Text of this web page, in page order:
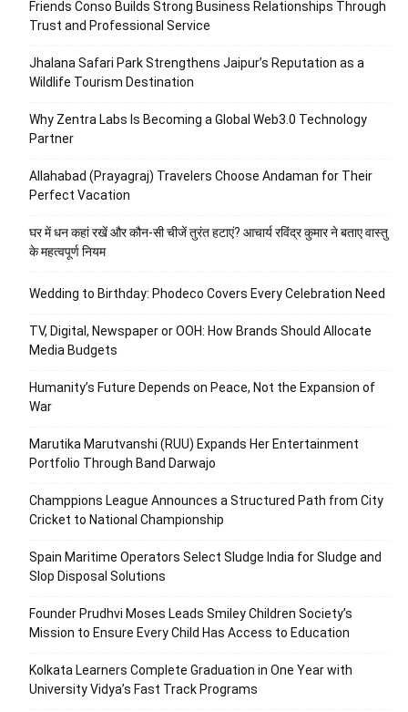
Friends Conso Builds Strong Business Relationships Through
Trust and Professional Service
Jhalana Safari Park Strengthens Jaipur’s Reputation as a
Wildlife Tourism Destination
Why Zentra Labs Is Becoming a Global Web3.0 Technology
Partner
Allahabad (Prayagraj) Travelers Choose Andaman for Their
Perfect Vacation
घर में धन कहां रखें और कौन-सी चीजें तुरंत हटाएं? आचार्य रविंद्र कुमार ने बताए वास्तु
के महत्वपूर्ण नियम
Wedding to Birthday: Phodeco Covers Every Celebration Need
TV, Digital, Newspaper or OOH: How Brands Should Allocate
Media Budgets
Humanity’s Future Depends on Peace, Not the Expansion of
War
Marutika Marutvanshi (RUU) Expands Her Entertainment
Portfolio Through Band Darwajo
Champpions League Announces a Structured Path from City
Cricket to National Championship
Spain Maritime Operators Select Sludge India for Sludge and
Slop Disposal Solutions
Founder Prudhvi Moses Leads Smiley Children Society’s
Mission to Ensure Every Child Has Access to Education
Kolkata Learners Complete Graduation in One Year with
University Vidya’s Fast Track Programs